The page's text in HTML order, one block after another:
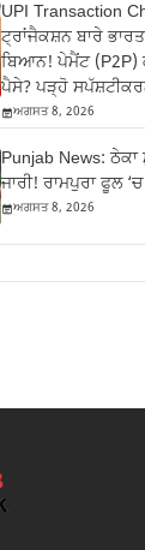
UPI Transaction
ਟ੍ਰਾਂਜੈਕਸ਼ਨ ਬਾਰੇ
ਬਿਆਨ! ਪੇਮੈਂਟ (P2P)
ਪੈਸੇ? ਪੜ੍ਹੋ
ਅਗਸਤ 8, 2026
Punjab News:
ਜਾਰੀ! ਰਾਮਪੁਰਾ ਫੂਲ
ਅਗਸਤ 8, 2026